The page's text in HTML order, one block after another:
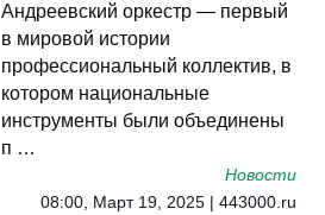
Андреевский оркестр — первый
в мировой истории
профессиональный коллектив, в
котором национальные
инструменты были объединены
п …
Новости
08:00, Март 19, 2025 | 443000.ru